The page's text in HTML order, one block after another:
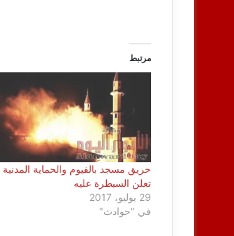
مرتبط
حريق مسجد بالفيوم والحماية المدنية
تعلن السيطرة عليه
29 يوليو، 2017
في "حوادث"